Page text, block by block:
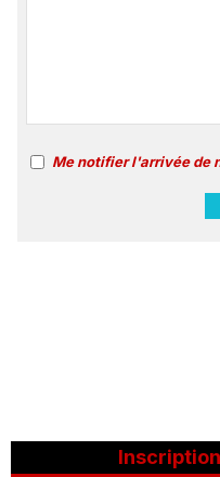
Me notifier l'arrivée de